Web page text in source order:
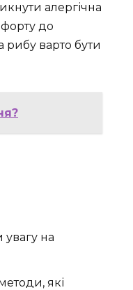
алергічна
до
рибу варто бути
увагу на
які